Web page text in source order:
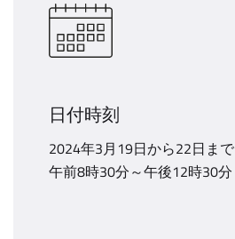
日付時刻
2024年3月19日から22日まで
午前8時30分～午後12時30分